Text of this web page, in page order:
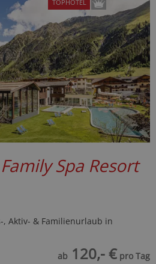
TOPHOTEL
Spa Resort
Aktiv- & Familienurlaub in
ab 120,- € pro Tag